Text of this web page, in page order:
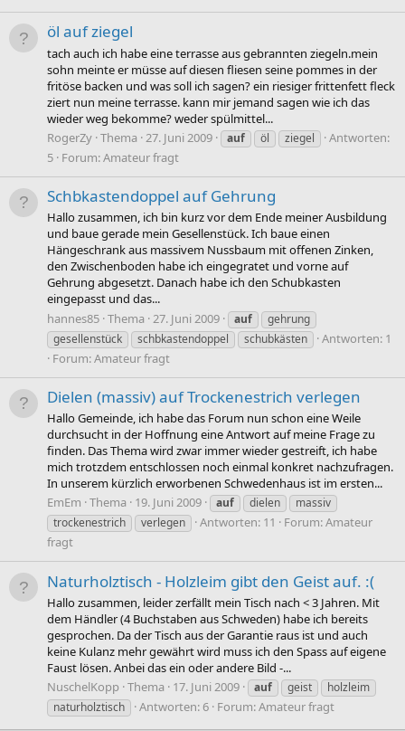
öl auf ziegel
tach auch ich habe eine terrasse aus gebrannten ziegeln.mein
sohn meinte er müsse auf diesen fliesen seine pommes in der
fritöse backen und was soll ich sagen? ein riesiger frittenfett fleck
ziert nun meine terrasse. kann mir jemand sagen wie ich das
wieder weg bekomme? weder spülmittel...
RogerZy Thema 27. Juni 2009 auf öl ziegel
Antworten:
5 Forum:Amateur fragt
Schbkastendoppel auf Gehrung
Hallo zusammen, ich bin kurz vor dem Ende meiner Ausbildung
und baue gerade mein Gesellenstück. Ich baue einen
Hängeschrank aus massivem Nussbaum mit offenen Zinken,
den Zwischenboden habe ich eingegratet und vorne auf
Gehrung abgesetzt. Danach habe ich den Schubkasten
eingepasst und das...
hannes85 Thema 27. Juni 2009 auf
gehrung
gesellenstück
schbkastendoppel schubkästen
Antworten: 1
Forum:Amateur fragt
Dielen (massiv) auf Trockenestrich verlegen
Hallo Gemeinde, ich habe das Forum nun schon eine Weile
durchsucht in der Hoffnung eine Antwort auf meine Frage zu
finden. Das Thema wird zwar immer wieder gestreift, ich habe
mich trotzdem entschlossen noch einmal konkret nachzufragen.
In unserem kürzlich erworbenen Schwedenhaus ist im ersten...
EmEm Thema 19. Juni 2009 auf dielen
massiv
trockenestrich
verlegen Antworten: 11 Forum:Amateur
fragt
Naturholztisch - Holzleim gibt den Geist auf. :(
Hallo zusammen, leider zerfällt mein Tisch nach < 3 Jahren. Mit
dem Händler (4 Buchstaben aus Schweden) habe ich bereits
gesprochen. Da der Tisch aus der Garantie raus ist und auch
keine Kulanz mehr gewährt wird muss ich den Spass auf eigene
Faust lösen. Anbei das ein oder andere Bild -...
NuschelKopp Thema 17. Juni 2009 auf geist
holzleim
naturholztisch
Antworten: 6 Forum:Amateur fragt